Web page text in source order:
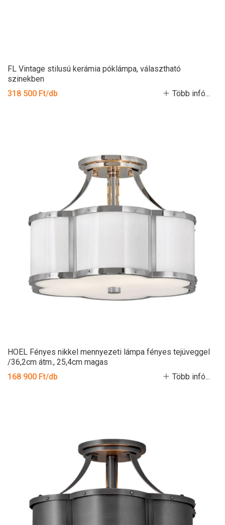
FL Vintage stilusú kerámia póklámpa, választható
szinekben
318 500 Ft/db
Több infó...
HOEL Fényes nikkel mennyezeti lámpa fényes tejüveggel
/36,2cm átm., 25,4cm magas
168 900 Ft/db
Több infó...